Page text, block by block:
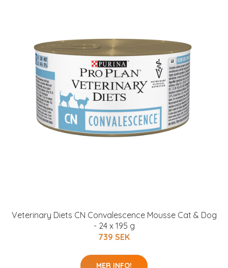
Veterinary Diets CN Convalescence Mousse Cat & Dog
- 24 x 195 g
739 SEK
MER INFO!